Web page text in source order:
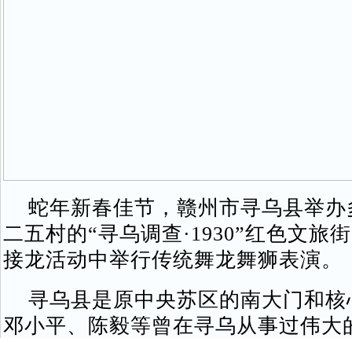
蛇年新春佳节，赣州市寻乌县举办
二五村的“寻乌调查·1930”红色文旅
接龙活动中举行传统舞龙舞狮表演。
寻乌县是原中央苏区的南大门和核
邓小平、陈毅等曾在寻乌从事过伟